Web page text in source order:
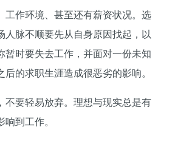
作环境、甚至还有薪资状况。选
脉不顺要先从自身原因找起，以
时要失去工作，并面对一份未知
的求职生涯造成很恶劣的影响。
要轻易放弃。理想与现实总是有
到工作。